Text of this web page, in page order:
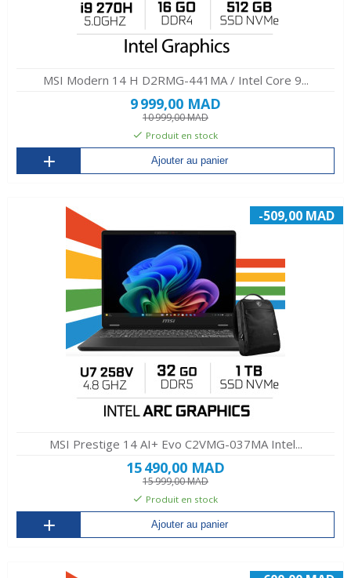
MSI Modern 14 H D2RMG-441MA / Intel Core 9...
9 999,00 MAD
10 999,00 MAD
Produit en stock
Ajouter au panier
-509,00 MAD
MSI Prestige 14 AI+ Evo C2VMG-037MA Intel...
15 490,00 MAD
15 999,00 MAD
Produit en stock
Ajouter au panier